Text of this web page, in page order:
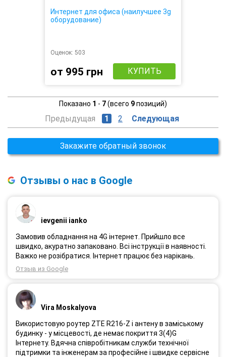
Интернет для офиса (наилучшее 3g
оборудование)
Оценок: 503
от 995 грн КУПИТЬ
Показано 1 - 7(всего 9позиций)
Предыдущая 1 2 Следующая
Закажите обратный звонок
Отзывы о нас в Google
ievgenii ianko
Замовив обладнання на 4G інтернет. Прийшло все
швидко, акуратно запаковано. Всі інструкції в наявності.
Важко не розібратися. Інтернет працює без нарікань.
Отзыв из Google
Vira Moskalyova
Використовую роутер ZTE R216-Z і антену в заміському
будинку - у місцевості, де немає покриття 3(4)G
Інтернету. Вдячна співробітникам служби технічної
підтримки та інженерам за професійне і швидке сервісне